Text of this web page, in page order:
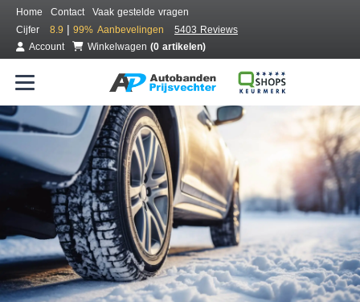
Home Contact
Vaak gestelde vragen
Cijfer
8.9 | 99% Aanbevelingen
5403 Reviews
Account
Winkelwagen (0 artikelen)
Bestel voordelig winterbanden
Gratis bezorgd of montage bij jou in de buurt
Seizoen:
Merken: